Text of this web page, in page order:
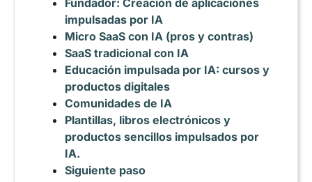
impulsadas por IA
Micro SaaS con IA (pros y contras)
SaaS tradicional con IA
Educación impulsada por IA: cursos y
productos digitales
Comunidades de IA
Plantillas, libros electrónicos y
productos sencillos impulsados por
IA.
Siguiente paso